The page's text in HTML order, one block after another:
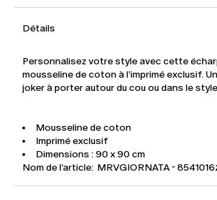
Détails
Personnalisez votre style avec cette
mousseline de coton à l’imprimé exclusif.
joker à porter autour du cou ou dans le
Mousseline de coton
Imprimé exclusif
Dimensions : 90 x 90 cm
Nom de l’article: MRVGIORNATA -